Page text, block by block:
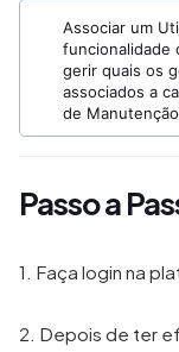
Associar um
funcionalidade
gerir quais os
associados a
de
Passo a
1. Faça login na
2. Depois de ter